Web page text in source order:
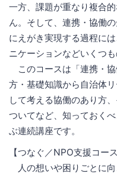
一方、課題が重なり複合
ん。そして、連携・協働
にえがき実現する過程に
ニケーションなどいくつ
このコースは「連携・協
方・基礎知識から自治体
して考える協働のあり方
ついてなど、知っておく
ぶ連続講座です。
【つなぐ／NPO支援コース
人の想いや困りごとに向